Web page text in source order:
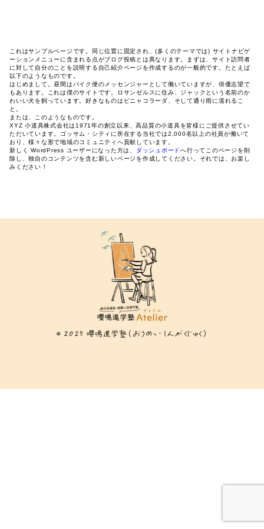
これはサンプルページです。同じ位置に固定され、(多くのテーマでは) サイトナビゲ
ーションメニューに含まれる点がブログ投稿とは異なります。まずは、サイト訪問者
に対して自分のことを説明する自己紹介ページを作成するのが一般的です。たとえば
以下のようなものです。
はじめまして。昼間はバイク便のメッセンジャーとして働いていますが、俳優志望で
もあります。これは僕のサイトです。ロサンゼルスに住み、ジャックという名前のか
わいい犬を飼っています。好きなものはピニャコラーダ、そして通り雨に濡れるこ
と。
または、このようなものです。
XYZ 小道具株式会社は1971年の創立以来、高品質の小道具を皆様にご提供させてい
ただいています。ゴッサム・シティに所在する当社では2,000名以上の社員が働いて
おり、様々な形で地域のコミュニティへ貢献しています。
新しく WordPress ユーザーになった方は、
ダッシュボードへ行ってこのページを削
除し、独自のコンテンツを含む新しいページを作成してください。それでは、お楽し
みください !
© 2025 嚶鳴進学塾（おうめい しんがくじゅく）